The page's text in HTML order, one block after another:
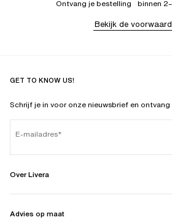
Ontvang je bestelling binnen
Bekijk de
GET TO KNOW US!
Schrijf je in voor onze nieuwsbrief en
E-mailadres
Over Livera
Advies op maat